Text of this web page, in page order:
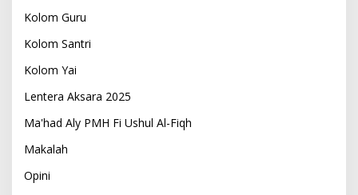
Kolom Guru
Kolom Santri
Kolom Yai
Lentera Aksara 2025
Ma'had Aly PMH Fi Ushul Al-Fiqh
Makalah
Opini